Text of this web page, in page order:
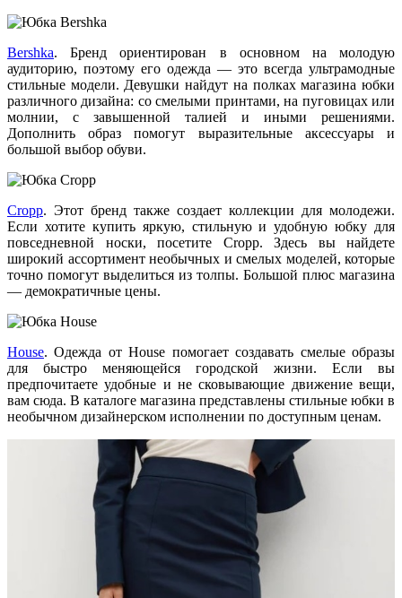
Bershka. Бренд ориентирован в основном на молодую
аудиторию, поэтому его одежда — это всегда ультрамодные
стильные модели. Девушки найдут на полках магазина юбки
различного дизайна: со смелыми принтами, на пуговицах или
молнии, с завышенной талией и иными решениями.
Дополнить образ помогут выразительные аксессуары и
большой выбор обуви.
Cropp. Этот бренд также создает коллекции для молодежи.
Если хотите купить яркую, стильную и удобную юбку для
повседневной носки, посетите Cropp. Здесь вы найдете
широкий ассортимент необычных и смелых моделей, которые
точно помогут выделиться из толпы. Большой плюс магазина
— демократичные цены.
House. Одежда от House помогает создавать смелые образы
для быстро меняющейся городской жизни. Если вы
предпочитаете удобные и не сковывающие движение вещи,
вам сюда. В каталоге магазина представлены стильные юбки в
необычном дизайнерском исполнении по доступным ценам.